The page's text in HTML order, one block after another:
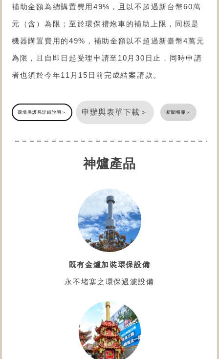
補助金額為總購置費用49%，且以不超過新台幣60萬
元（含）為限；至於環保禮炮車的補助上限，同樣是
機器購置費用的49%，補助金額以不超過新臺幣4萬元
為限，且自即日起受理申請至10月30日止，同時申請
者也須於今年11月15日前完成結案請款。
環境保護局詳細說明＞ 申辦與表單下載＞ 新聞報導＞
神爐產品
既有金爐加裝環保設備
永不堵塞之環保過濾設備